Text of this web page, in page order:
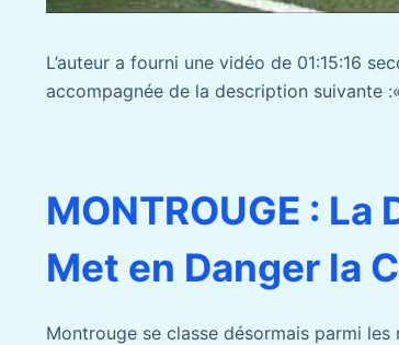
L’auteur a fourni une vidéo de 01:15:16
accompagnée de la description suivante
MONTROUGE :
Met en Danger la
Montrouge se classe désormais parmi